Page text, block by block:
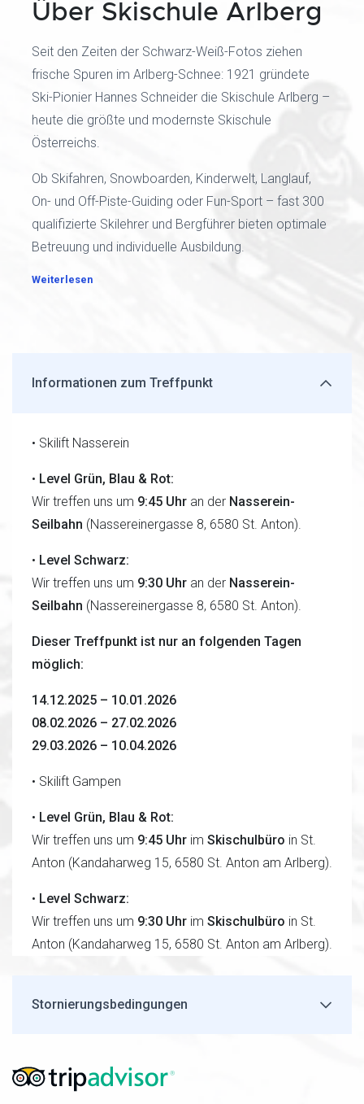
Über Skischule Arlberg
Seit den Zeiten der Schwarz-Weiß-Fotos ziehen
frische Spuren im Arlberg-Schnee: 1921 gründete
Ski-Pionier Hannes Schneider die Skischule Arlberg –
heute die größte und modernste Skischule
Österreichs.
Ob Skifahren, Snowboarden, Kinderwelt, Langlauf,
On- und Off-Piste-Guiding oder Fun-Sport – fast 300
qualifizierte Skilehrer und Bergführer bieten optimale
Betreuung und individuelle Ausbildung.
Weiterlesen
Informationen zum Treffpunkt
• Skilift Nasserein
• Level Grün, Blau & Rot:
Wir treffen uns um 9:45 Uhr an der Nasserein-
Seilbahn (Nassereinergasse 8, 6580 St. Anton).
• Level Schwarz:
Wir treffen uns um 9:30 Uhr an der Nasserein-
Seilbahn (Nassereinergasse 8, 6580 St. Anton).
Dieser Treffpunkt ist nur an folgenden Tagen
möglich:
14.12.2025 – 10.01.2026
08.02.2026 – 27.02.2026
29.03.2026 – 10.04.2026
• Skilift Gampen
• Level Grün, Blau & Rot:
Wir treffen uns um 9:45 Uhr im Skischulbüro in St.
Anton (Kandaharweg 15, 6580 St. Anton am Arlberg).
• Level Schwarz:
Wir treffen uns um 9:30 Uhr im Skischulbüro in St.
Anton (Kandaharweg 15, 6580 St. Anton am Arlberg).
Stornierungsbedingungen